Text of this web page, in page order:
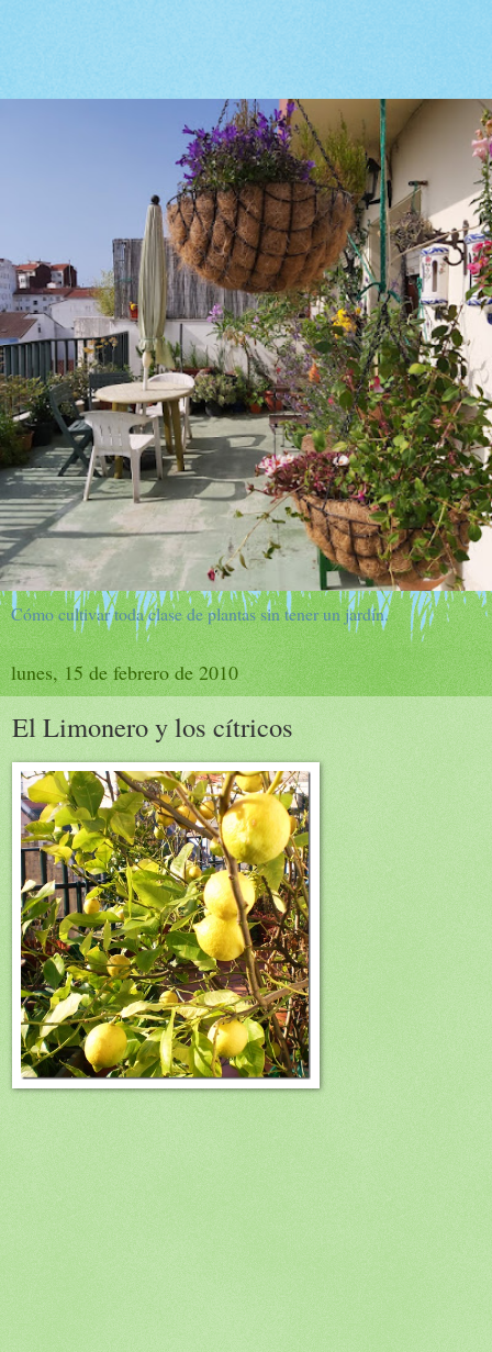
Cómo cultivar toda clase de plantas sin tener un jardín.
lunes, 15 de febrero de 2010
El Limonero y los cítricos